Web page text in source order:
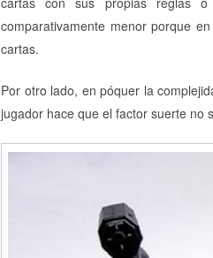
comparativamente menor porque
cartas.
Por otro lado, en póquer la
jugador hace que el factor suerte no